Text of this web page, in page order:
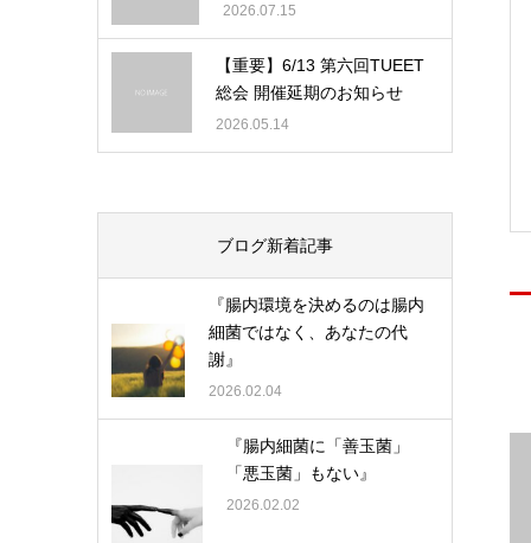
2026.07.15
【重要】6/13 第六回TUEET
総会 開催延期のお知らせ
2026.05.14
ブログ新着記事
『腸内環境を決めるのは腸内
細菌ではなく、あなたの代
謝』
2026.02.04
『腸内細菌に「善玉菌」
「悪玉菌」もない』
2026.02.02